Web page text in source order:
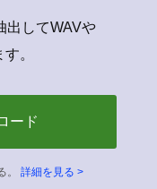
出してWAVや
。
ード
。 詳細を見る >